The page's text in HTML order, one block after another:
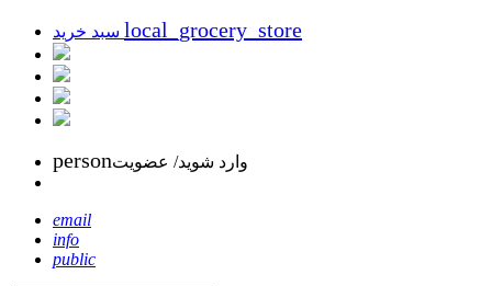
local_grocery_store
personوارد شوید/ عضویت
email
info
public